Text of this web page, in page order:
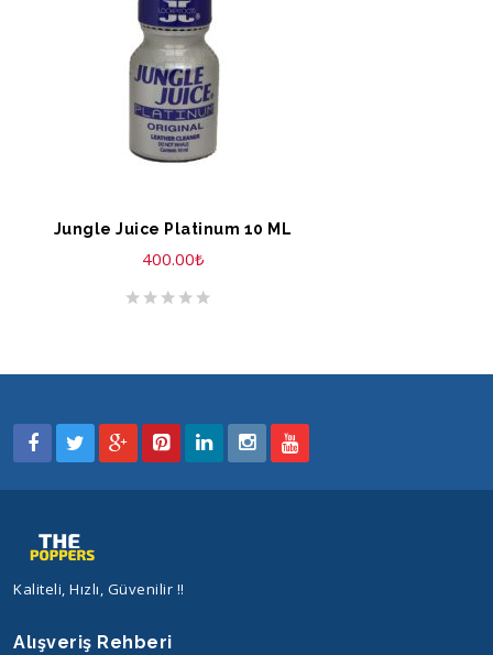
SEPETE EKLE
Jungle Juice Platinum 10 ML
400.00₺
Kaliteli, Hızlı, Güvenilir !!
Alışveriş Rehberi